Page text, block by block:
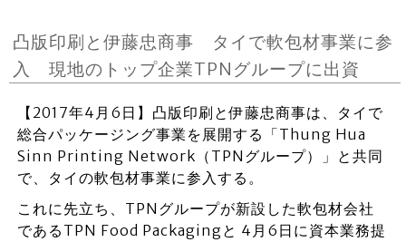
凸版印刷と伊藤忠商事 タイで軟包材事業に参
入 現地のトップ企業TPNグループに出資
【2017年4月6日】凸版印刷と伊藤忠商事は、タイで
総合パッケージング事業を展開する「Thung Hua
Sinn Printing Network（TPNグループ）」と共同
で、タイの軟包材事業に参入する。
これに先立ち、TPNグループが新設した軟包材会社
であるTPN Food Packagingと 4月6日に資本業務提